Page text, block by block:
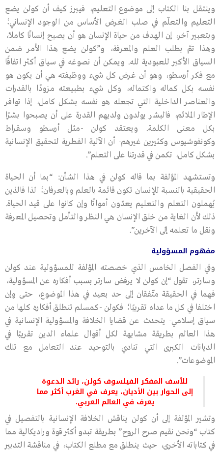
وينتقل بنا الكتاب إلى موضوع التعليم، فيبرز كيف أن كولن يضع
التعليم والتعلّم في صلب الغرض الأساس من الوجود الإنساني؛
وبتعبير آخر، إن الهدف من حياة الإنسان هو أن يصبح إنسانًا كاملاً،
وهذا تمَّ بطلب العلم والمعرفة، و”كولن يضع هذا الأمر ضمن
السياق الأكبر للعبودية لله. ويمكن أن نصوغه في سياق أكثر اتفاقًا
مع فكر أرسطو، وهو أن غرض كل شيء ووظيفته هي أن يكون هو
نفسه بكل كماله واكتماله، وكل شيء بطبيعته مزودًا بالقدرات
والعناصر الداخلية التي تجعله هو نفسه بشكل كامل، إذا توافر
الإطار الملائم، فالبشر يولدون ولديهم القدرة على أن يصبحوا بشرًا
بكل معنى الكلمة. ويعتقد كولن -مثل أرسطو وسقراط
وكونفوشيوس وكثيرين غيرهم- أن الآلية الفطرية لتحقيق الإنسانية
بشكل كامل، تكمن في قدرتنا على التعلم”.
وتستشهد المؤلفة بما قاله كولن في هذا الشأن: “بما أن الحياة
الحقيقية بالنسبة للإنسان تكون قائمة بالعلم وبالعرفان؛ لذا فالذين
يُهملون التعلم والتعليم يعدّون أمواتًا وإن كانوا على قيد الحياة.
ذلك لأن الغاية من خلق الإنسان هي النظر والتأمل وتحصيل المعرفة
ونقل ما تعلمه إلى الآخرين”.
مفهوم المسؤولية
وفي الفصل الخامس الذي خصصته المؤلفة للمسؤولية عند كولن
وسارتر، تقول “إن كولن لا يرفض سارتر بسبب أفكاره عن المسؤولية،
فهما في الحقيقة متّفقان إلى حد بعيد في هذا الموضوع، حتى وإن
اختلفا في كل ما عداه تقريبًا؛ فكولن -كمسلم تنطلق أفكاره كلها من
سياق إسلامي- يتحدث عن قضايا الخلافة والمسؤولية الإنسانية في
هذا العالم بطريقة مشابهة لكل أقوال علماء الدين تقريبًا في
الديانات الكبرى التي تنادي بالتوحيد عند التعامل مع تلك
الموضوعات”.
للأسف المفكر الفيلسوف كولن، رائد الدعوة
إلى الحوار بين الأديان، يعرف في الغرب أكثر مما
يعرف في العالم العربي.
وتشير المؤلفة إلى أن كولن يناقش الخلافة الإنسانية بالتفصيل في
كتاب “ونحن نقيم صرح الروح” بطريقة تبدو أكثر قوة وراديكالية مما
في كتاباته الأخرى، حيث ينطلق مع مطلع الكتاب، في مناقشة التدبير